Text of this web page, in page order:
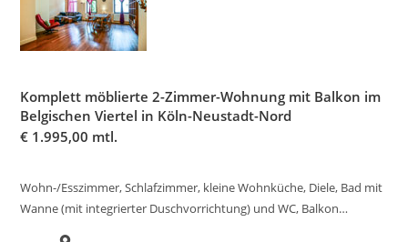
Komplett möblierte 2-Zimmer-Wohnung mit Balkon im
Belgischen Viertel in Köln-Neustadt-Nord
€ 1.995,00 mtl.
Wohn-/Esszimmer, Schlafzimmer, kleine Wohnküche, Diele, Bad mit
Wanne (mit integrierter Duschvorrichtung) und WC, Balkon…